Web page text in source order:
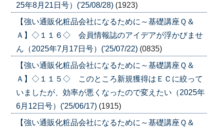
25年8月21日号）('25/08/28) (1923)
【強い通販化粧品会社になるために～基礎講座Ｑ＆
Ａ】◇１１６◇ 会員情報誌のアイデアが浮かびませ
ん（2025年7月17日号）('25/07/22) (0835)
【強い通販化粧品会社になるために～基礎講座Ｑ＆
Ａ】◇１１５◇ このところ新規獲得はＥＣに絞って
いましたが、効率が悪くなったので変えたい（2025年
6月12日号）('25/06/17) (1915)
【強い通販化粧品会社になるために～基礎講座Ｑ＆